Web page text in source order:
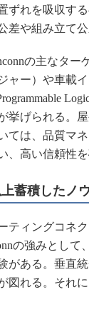
ずれを吸収す
差や組み立て
の主なター
ャー）や車載
挙げられる。
ては、品質マ
、高い信頼性を
蓄積したノ
ティングコネク
の強みとし
がある。垂直
図れる。それ